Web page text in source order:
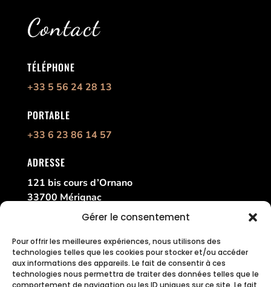
Gérer le consentement
Pour offrir les meilleures expériences, nous utilisons des
technologies telles que les cookies pour stocker et/ou accéder
aux informations des appareils. Le fait de consentir à ces
technologies nous permettra de traiter des données telles que le
comportement de navigation ou les ID uniques sur ce site. Le fait
Contact
TÉLÉPHONE
+33 5 56 24 28 13
PORTABLE
+33 6 23 86 14 57
ADRESSE
121 bis cours d’Ornano
33700 Mérignac